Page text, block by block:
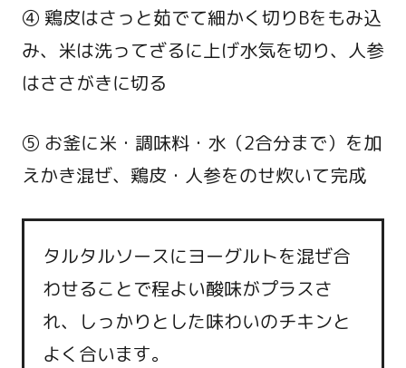
④ 鶏皮はさっと茹でて細かく切りBをもみ込
み、米は洗ってざるに上げ水気を切り、人参
はささがきに切る
⑤ お釜に米・調味料・水（2合分まで）を加
えかき混ぜ、鶏皮・人参をのせ炊いて完成
タルタルソースにヨーグルトを混ぜ合
わせることで程よい酸味がプラスさ
れ、しっかりとした味わいのチキンと
よく合います。